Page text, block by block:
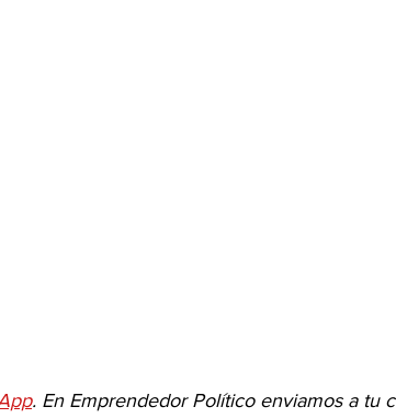
. En Emprendedor Político enviamos a tu